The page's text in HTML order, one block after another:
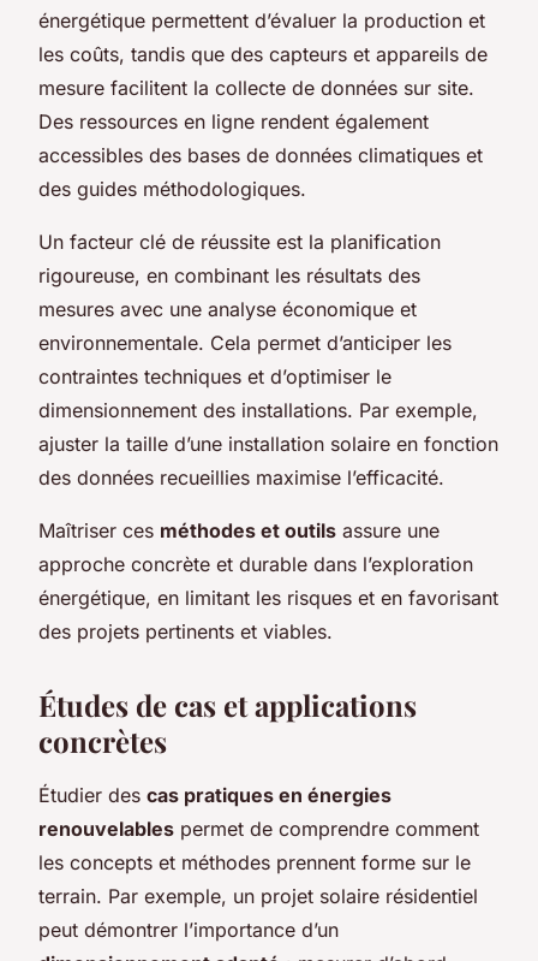
énergétique permettent d’évaluer la production et
les coûts, tandis que des capteurs et appareils de
mesure facilitent la collecte de données sur site.
Des ressources en ligne rendent également
accessibles des bases de données climatiques et
des guides méthodologiques.
Un facteur clé de réussite est la planification
rigoureuse, en combinant les résultats des
mesures avec une analyse économique et
environnementale. Cela permet d’anticiper les
contraintes techniques et d’optimiser le
dimensionnement des installations. Par exemple,
ajuster la taille d’une installation solaire en fonction
des données recueillies maximise l’efficacité.
Maîtriser ces méthodes et outils assure une
approche concrète et durable dans l’exploration
énergétique, en limitant les risques et en favorisant
des projets pertinents et viables.
Études de cas et applications
concrètes
Étudier des cas pratiques en énergies
renouvelables permet de comprendre comment
les concepts et méthodes prennent forme sur le
terrain. Par exemple, un projet solaire résidentiel
peut démontrer l’importance d’un